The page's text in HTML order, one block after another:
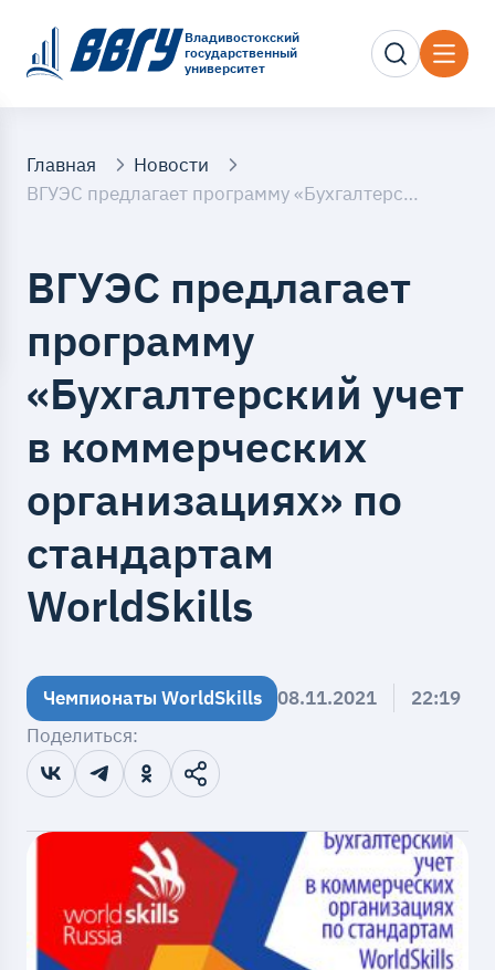
Владивостокский
государственный
университет
Главная
Новости
ВГУЭС предлагает программу «Бухгалтерский учет в коммерческих организациях» по стандартам WorldSkills
ВГУЭС предлагает
программу
«Бухгалтерский учет
в коммерческих
организациях» по
стандартам
WorldSkills
Чемпионаты WorldSkills 08.11.2021
22:19
Поделиться: